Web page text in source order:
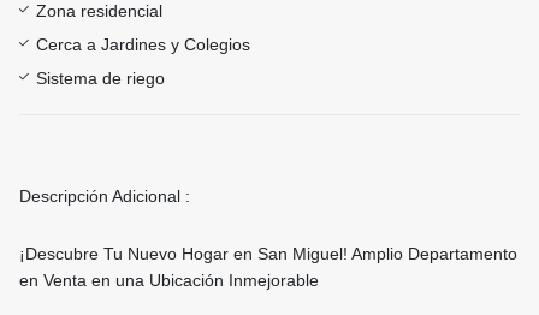
Zona residencial
Cerca a Jardines y Colegios
Sistema de riego
Descripción Adicional :
¡Descubre Tu Nuevo Hogar en San Miguel! Amplio Departamento
en Venta en una Ubicación Inmejorable